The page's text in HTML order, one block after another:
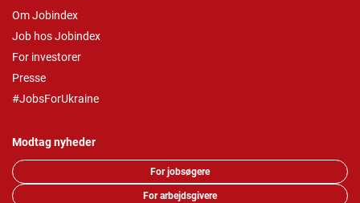
Om Jobindex
Job hos Jobindex
For investorer
Presse
#JobsForUkraine
Modtag nyheder
For jobsøgere
For arbejdsgivere